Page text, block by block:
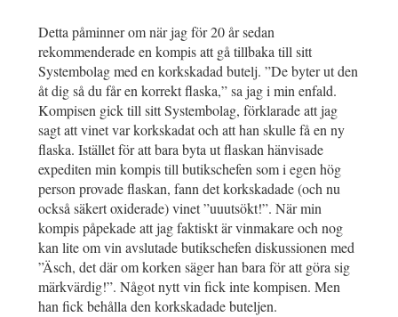
Detta påminner om när jag för 20 år sedan
rekommenderade en kompis att gå tillbaka till sitt
Systembolag med en korkskadad butelj. ”De byter ut den
åt dig så du får en korrekt flaska,” sa jag i min enfald.
Kompisen gick till sitt Systembolag, förklarade att jag
sagt att vinet var korkskadat och att han skulle få en ny
flaska. Istället för att bara byta ut flaskan hänvisade
expediten min kompis till butikschefen som i egen hög
person provade flaskan, fann det korkskadade (och nu
också säkert oxiderade) vinet ”uuutsökt!”. När min
kompis påpekade att jag faktiskt är vinmakare och nog
kan lite om vin avslutade butikschefen diskussionen med
”Äsch, det där om korken säger han bara för att göra sig
märkvärdig!”. Något nytt vin fick inte kompisen. Men
han fick behålla den korkskadade buteljen.